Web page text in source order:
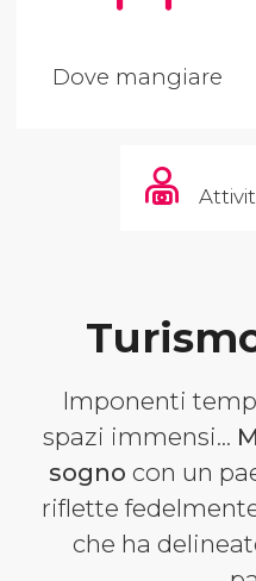
Dove mangiare
Imponenti
spazi immensi...
sogno con un
riflette
che ha